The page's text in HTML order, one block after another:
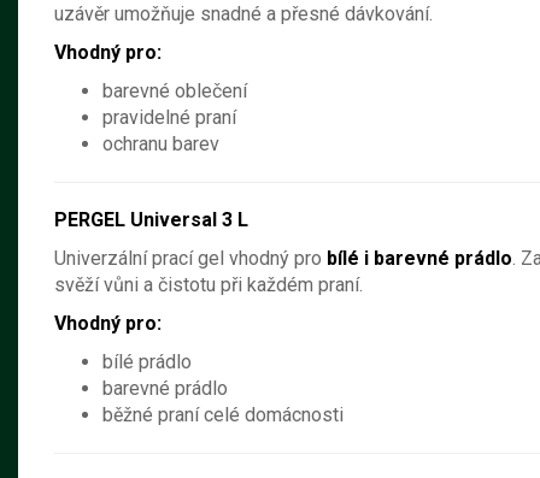
uzávěr umožňuje snadné a přesné dávkování.
Vhodný pro:
barevné oblečení
pravidelné praní
ochranu barev
PERGEL Universal 3 L
Univerzální prací gel vhodný pro bílé i barevné prádlo.
svěží vůni a čistotu při každém praní.
Vhodný pro:
bílé prádlo
barevné prádlo
běžné praní celé domácnosti